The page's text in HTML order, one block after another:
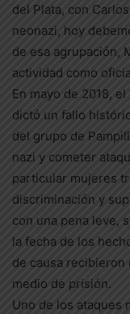
del Plata, con
neonazi, hoy
de esa agrupación,
actividad como
En mayo de 2018,
dictó un fallo
del grupo de
nazi y cometer
particular mujeres
discriminación y
con una pena leve,
la fecha de los
de causa recibieron
medio de prisión.
Uno de los ataques